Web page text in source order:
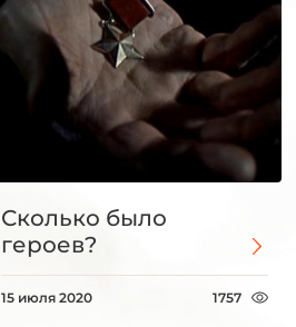
Сколько было
героев?
15 июля 2020 1757